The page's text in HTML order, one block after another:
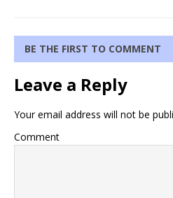
BE THE FIRST TO COMMENT
Leave a Reply
Your email address will not be
Comment